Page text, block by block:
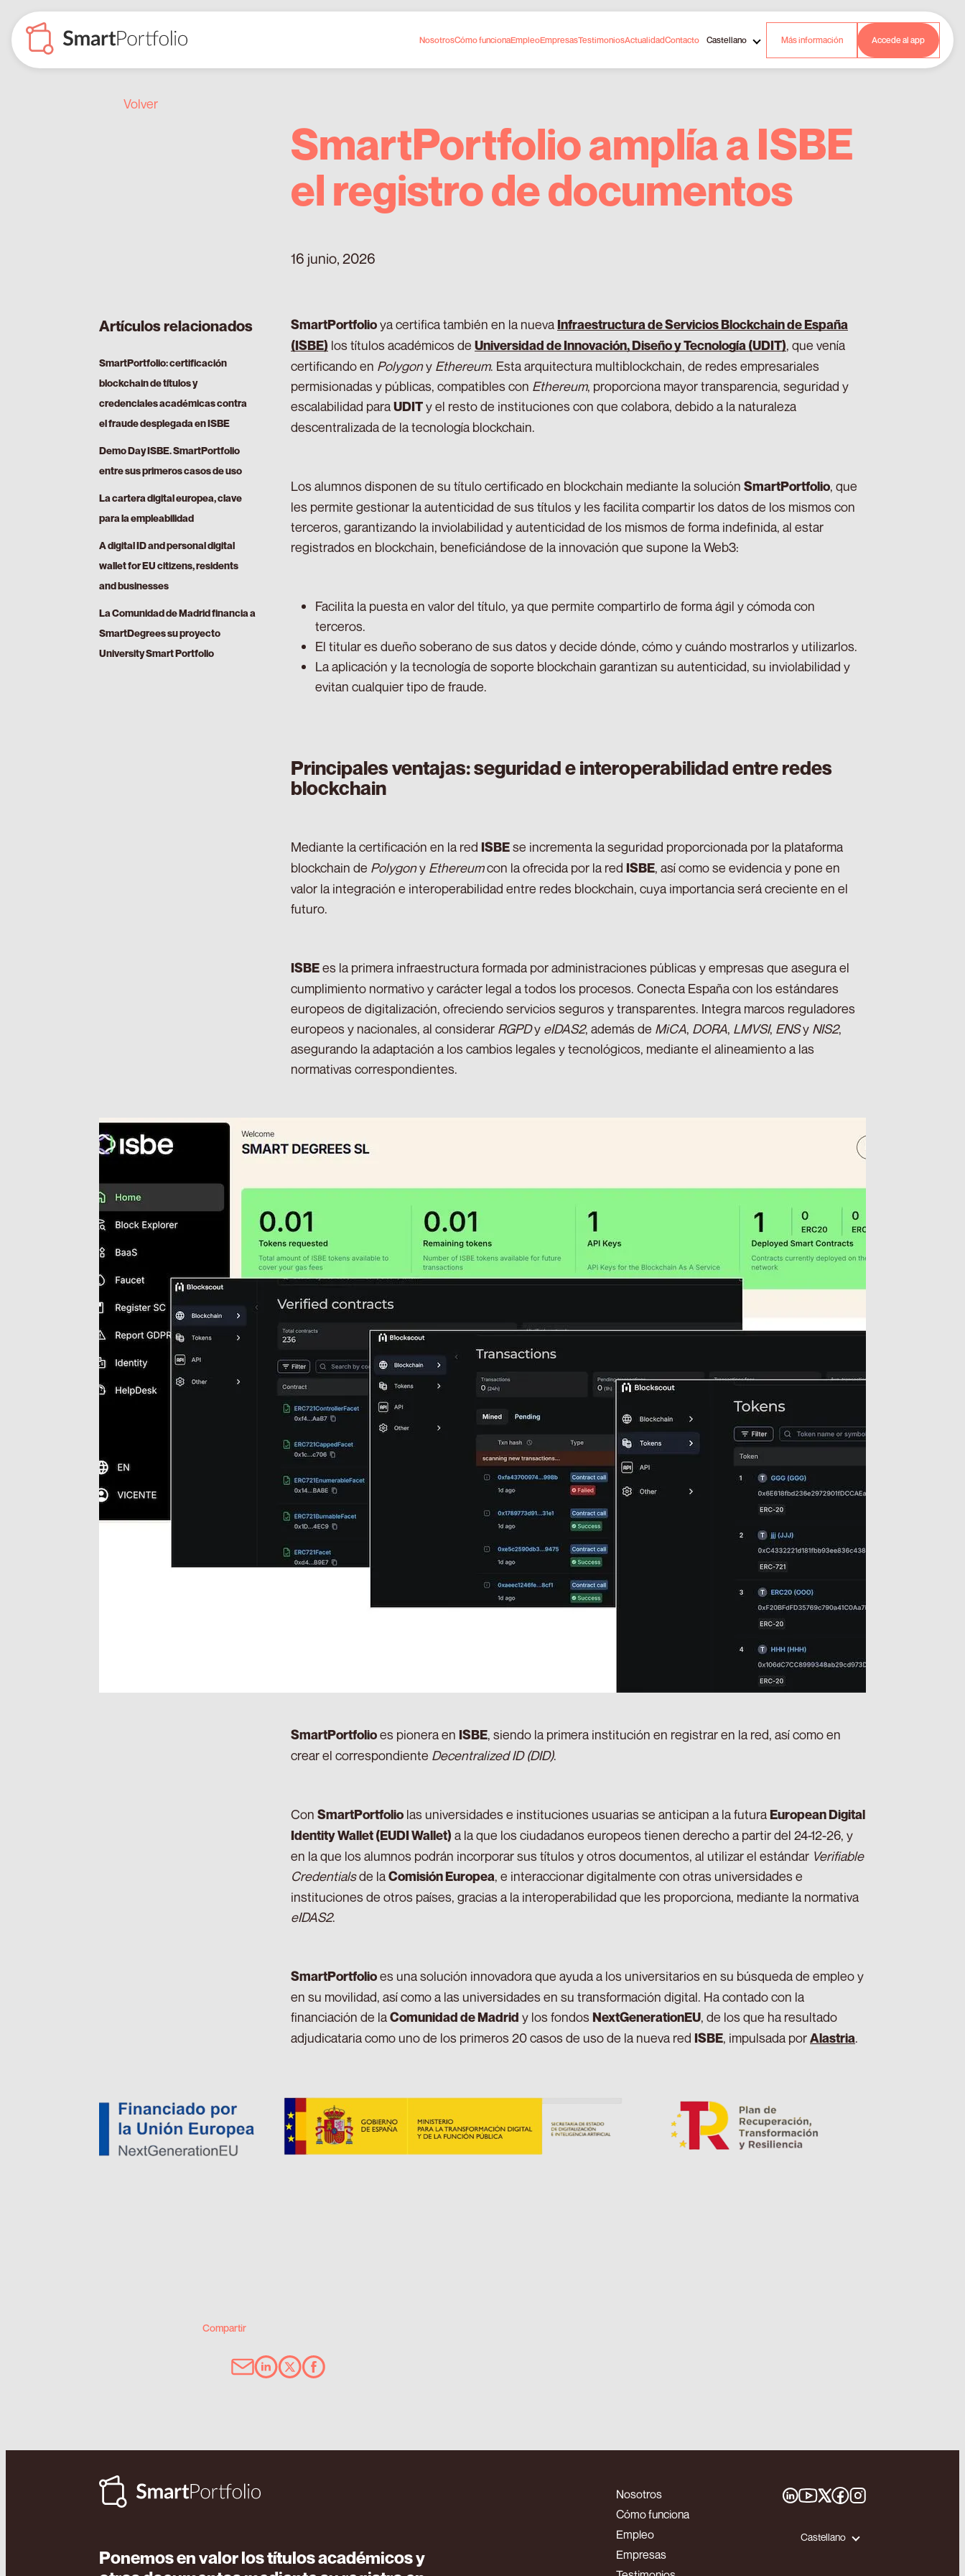
NosotrosCómo funcionaEmpleoEmpresasTestimoniosActualidadContacto Castellano Más información Accede al app
Volver
SmartPortfolio amplía a ISBE
el registro de documentos
16 junio, 2026
Artículos relacionados
SmartPortfolio: certificación
blockchain de títulos y
credenciales académicas contra
el fraude desplegada en ISBE
Demo Day ISBE. SmartPortfolio
entre sus primeros casos de uso
La cartera digital europea, clave
para la empleabilidad
A digital ID and personal digital
wallet for EU citizens, residents
and businesses
La Comunidad de Madrid financia a
SmartDegrees su proyecto
University Smart Portfolio
SmartPortfolioya certifica también en la nueva Infraestructura de Servicios Blockchain de España
(ISBE) los títulos académicos de Universidad de Innovación, Diseño y Tecnología (UDIT), que venía
certificando en Polygony Ethereum. Esta arquitectura multiblockchain, de redes empresariales
permisionadas y públicas, compatibles con Ethereum, proporciona mayor transparencia, seguridad y
escalabilidad paraUDITy el resto de instituciones con que colabora, debido a la naturaleza
descentralizada de la tecnología blockchain.
Los alumnos disponen de su título certificado en blockchain mediante la solución SmartPortfolio, que
les permite gestionar la autenticidad de sus títulos y les facilita compartir los datos de los mismos con
terceros, garantizando la inviolabilidad y autenticidad de los mismos de forma indefinida, al estar
registrados en blockchain, beneficiándose de la innovación que supone la Web3:
Facilita la puesta en valor del título, ya que permite compartirlo de forma ágil y cómoda con
terceros.
El titular es dueño soberano de sus datos y decide dónde, cómo y cuándo mostrarlos y utilizarlos.
La aplicación y la tecnología de soporte blockchain garantizan su autenticidad, su inviolabilidad y
evitan cualquier tipo de fraude.
Principales ventajas: seguridad e interoperabilidad entre redes
blockchain
Mediante la certificación en la red ISBEse incrementa la seguridad proporcionada por la plataforma
blockchain de Polygony Ethereumcon la ofrecida por la red ISBE, así como se evidencia y pone en
valor la integración e interoperabilidad entre redes blockchain, cuya importancia será creciente en el
futuro.
ISBEes la primera infraestructura formada por administraciones públicas y empresas que asegura el
cumplimiento normativo y carácter legal a todos los procesos. Conecta España con los estándares
europeos de digitalización, ofreciendo servicios seguros y transparentes. Integra marcos reguladores
europeos y nacionales, al considerar RGPDy eIDAS2, además de MiCA, DORA, LMVSI, ENSy NIS2,
asegurando la adaptación a los cambios legales y tecnológicos, mediante el alineamiento a las
normativas correspondientes.
SmartPortfolioes pionera en ISBE, siendo la primera institución en registrar en la red, así como en
crear el correspondiente Decentralized ID (DID).
Con SmartPortfolio las universidades e instituciones usuarias se anticipan a la futuraEuropean Digital
Identity Wallet (EUDI Wallet) a la que los ciudadanos europeos tienen derecho a partir del 24-12-26, y
en la que los alumnos podrán incorporar sus títulos y otros documentos, al utilizar el estándar Verifiable
Credentialsde laComisión Europea, e interaccionar digitalmente con otras universidades e
instituciones de otros países, gracias a la interoperabilidad que les proporciona, mediante la normativa
eIDAS2.
SmartPortfolioes una solución innovadora que ayuda a los universitarios en su búsqueda de empleo y
en su movilidad, así como a las universidades en su transformación digital. Ha contado con la
financiación de laComunidad de Madrid y los fondosNextGenerationEU, de los que ha resultado
adjudicataria como uno de los primeros 20 casos de uso de la nueva red ISBE, impulsada porAlastria.
Compartir
Ponemos en valor los títulos académicos y
Nosotros
Cómo funciona
Empleo
Empresas
Castellano